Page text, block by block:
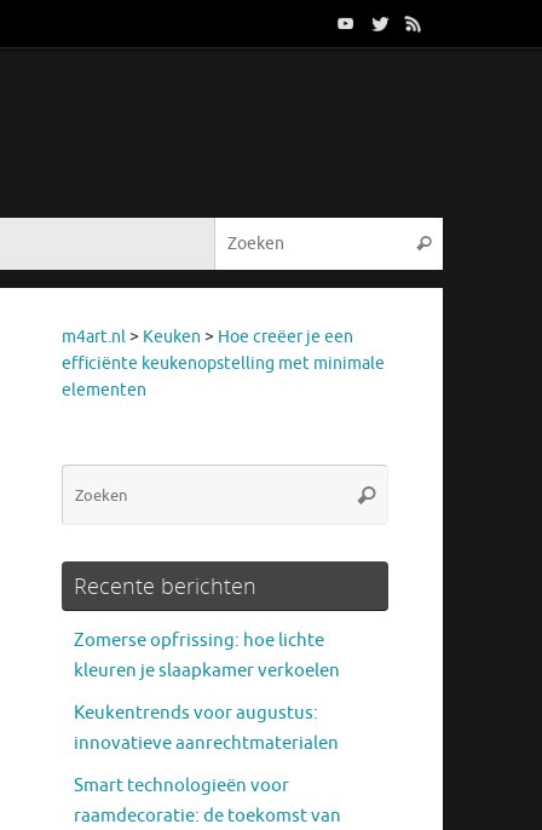
Zoeken
m4art.nl > Keuken > Hoe creëer je een
efficiënte keukenopstelling met minimale
elementen
Zoeken
Recente berichten
Zomerse opfrissing: hoe lichte
kleuren je slaapkamer verkoelen
Keukentrends voor augustus:
innovatieve aanrechtmaterialen
Smart technologieën voor
raamdecoratie: de toekomst van